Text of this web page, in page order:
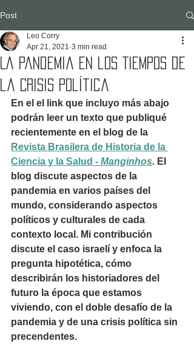
Post
La Pandemia en los Tiempos de
la Crisis Política
Leo Corry
Apr 21, 2021 3 min read
En el el link que incluyo más abajo
podrán leer un texto que publiqué
recientemente en el blog de la
Revista Brasilera de Historia de la
Ciencia y la Salud - Manginhos. El
blog discute aspectos de la
pandemia en varios países del
mundo, considerando aspectos
políticos y culturales de cada
contexto local. Mi contribución
discute el caso israelí y enfoca la
pregunta hipotética, cómo
describirán los historiadores del
futuro la época que estamos
viviendo, con el doble desafío de la
pandemia y de una crisis política sin
precendentes.